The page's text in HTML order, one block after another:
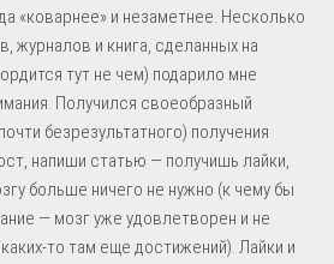
«коварнее» и незаметнее. Несколько
журналов и книга, сделанных на
тут не чем) подарило мне
Получился своеобразный
безрезультатного) получения
напиши статью — получишь лайки,
больше ничего не нужно (к чему бы
— мозг уже удовлетворен и не
то там еще достижений). Лайки и